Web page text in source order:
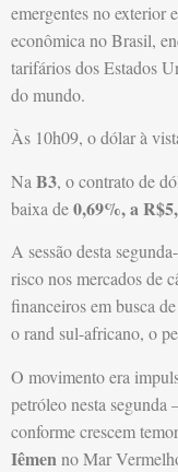
emergentes no exterior
econômica no Brasil,
tarifários dos Estados
do mundo.
Às 10h09, o dólar à
Na B3, o contrato de
baixa de0,69%, a
A sessão desta
risco nos mercados de
financeiros em busca
o rand sul-africano, o
O movimento era
petróleo nesta segunda
conforme crescem
Iêmenno Mar